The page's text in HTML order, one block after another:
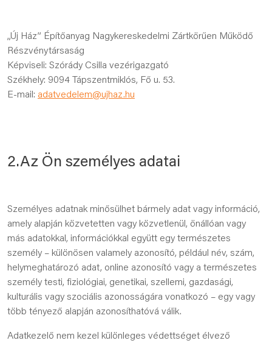
„Új Ház” Építőanyag Nagykereskedelmi Zártkörűen Működő
Részvénytársaság
Képviseli: Szórády Csilla vezérigazgató
Székhely: 9094 Tápszentmiklós, Fő u. 53.
E-mail: adatvedelem@ujhaz.hu
2.Az Ön személyes adatai
Személyes adatnak minősülhet bármely adat vagy információ,
amely alapján közvetetten vagy közvetlenül, önállóan vagy
más adatokkal, információkkal együtt egy természetes
személy – különösen valamely azonosító, például név, szám,
helymeghatározó adat, online azonosító vagy a természetes
személy testi, fiziológiai, genetikai, szellemi, gazdasági,
kulturális vagy szociális azonosságára vonatkozó – egy vagy
több tényező alapján azonosíthatóvá válik.
Adatkezelő nem kezel különleges védettséget élvező